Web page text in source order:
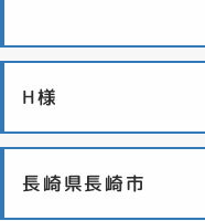
H様
長崎県長崎市